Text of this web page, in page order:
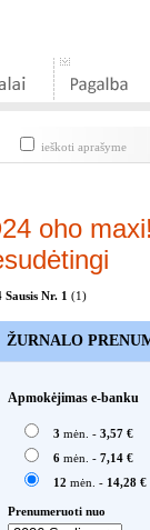
ieškoti aprašyme
oho
Sausis Nr. 1 (1)
ŽURNALO
Apmokėjimas e-banku
3 mėn. - 3,57 €
6 mėn. - 7,14 €
12 mėn. - 14,28 €
Prenumeruoti nuo